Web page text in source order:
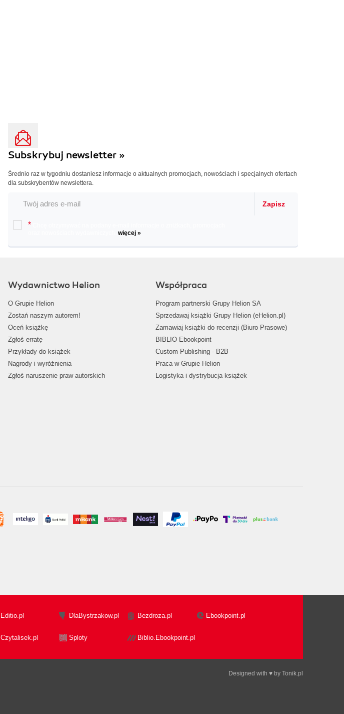
Subskrybuj newsletter »
Średnio raz w tygodniu dostaniesz informacje o aktualnych promocjach, nowościach i specjalnych ofertach
dla subskrybentów newslettera.
Zapisz
*
więcej »
Wydawnictwo Helion
O Grupie Helion
Zostań naszym autorem!
Oceń książkę
Zgłoś erratę
Przykłady do książek
Nagrody i wyróżnienia
Zgłoś naruszenie praw autorskich
Współpraca
Program partnerski Grupy Helion SA
Sprzedawaj książki Grupy Helion (eHelion.pl)
Zamawiaj książki do recenzji (Biuro Prasowe)
BIBLIO Ebookpoint
Custom Publishing - B2B
Praca w Grupie Helion
Logistyka i dystrybucja książek
Editio.pl DlaBystrzakow.pl Bezdroza.pl Ebookpoint.pl
Czytalisek.pl Sploty Biblio.Ebookpoint.pl
Designed with ♥ by Tonik.pl